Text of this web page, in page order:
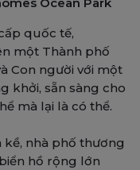
quốc tế,
một Thành phố
Con người với một
khởi, sẵn sàng cho
mà lại là có thể.
kề, nhà phố thương
hồ rộng lớn